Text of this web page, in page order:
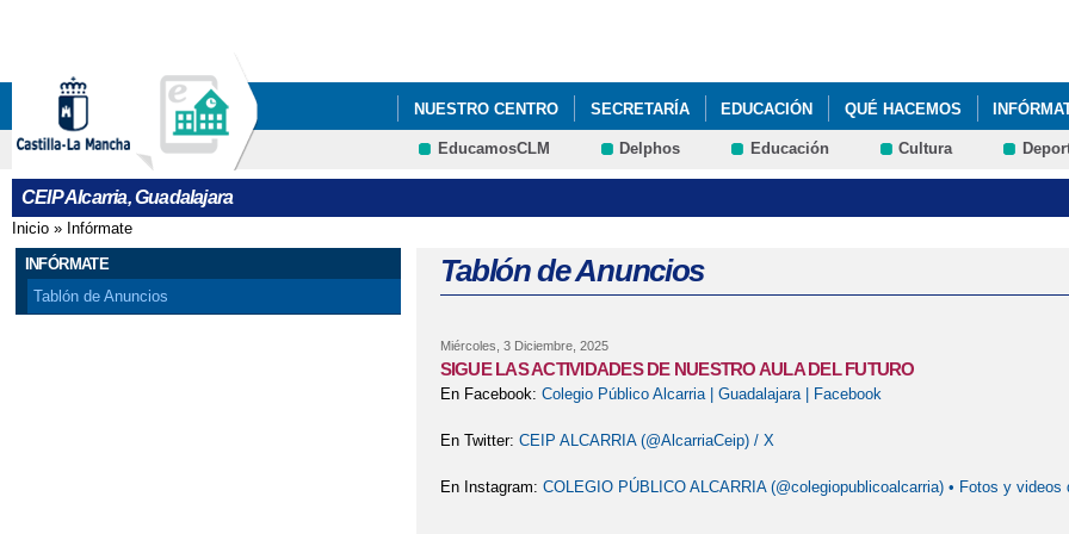
NUESTRO CENTRO SECRETARÍA EDUCACIÓN QUÉ HACEMOS
EducamosCLM Delphos Educación Cultura
CEIP Alcarria, Guadalajara
Se encuentra usted aquí
Inicio » Infórmate
INFÓRMATE
Tablón de Anuncios
Tablón de Anuncios
Miércoles, 3 Diciembre, 2025
SIGUE LAS ACTIVIDADES DE NUESTRO AULA DEL FUTURO
En Facebook: Colegio Público Alcarria | Guadalajara | Facebook
En Twitter: CEIP ALCARRIA (@AlcarriaCeip) / X
En Instagram: COLEGIO PÚBLICO ALCARRIA (@colegiopublicoalcarria) • Fotos y videos